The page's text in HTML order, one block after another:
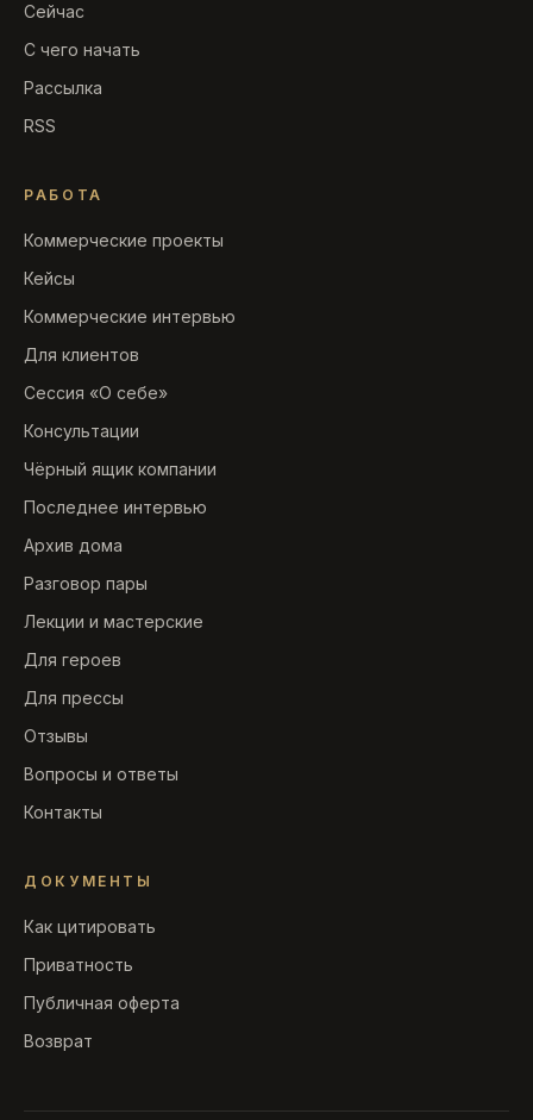
Сейчас
С чего начать
Рассылка
RSS
РАБОТА
Коммерческие проекты
Кейсы
Коммерческие интервью
Для клиентов
Сессия «О себе»
Консультации
Чёрный ящик компании
Последнее интервью
Архив дома
Разговор пары
Лекции и мастерские
Для героев
Для прессы
Отзывы
Вопросы и ответы
Контакты
ДОКУМЕНТЫ
Как цитировать
Приватность
Публичная оферта
Возврат